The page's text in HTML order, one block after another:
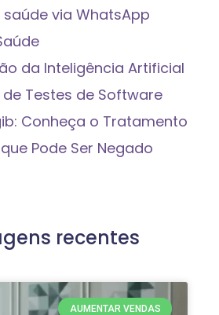
via WhatsApp
da Inteligência Artificial
de Testes de Software
Conheça o Tratamento
Pode Ser Negado
recentes
AUMENTAR VENDAS